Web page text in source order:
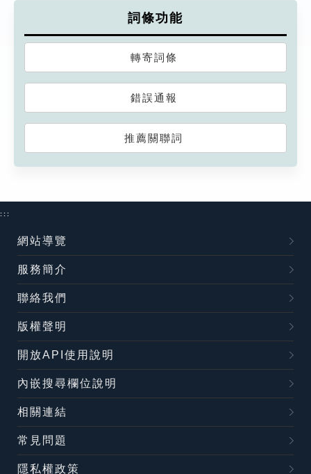
詞條功能
轉寄詞條
錯誤通報
推薦關聯詞
:::
網站導覽
服務簡介
聯絡我們
版權聲明
開放API使用說明
內嵌搜尋欄位說明
相關連結
常見問題
隱私權政策